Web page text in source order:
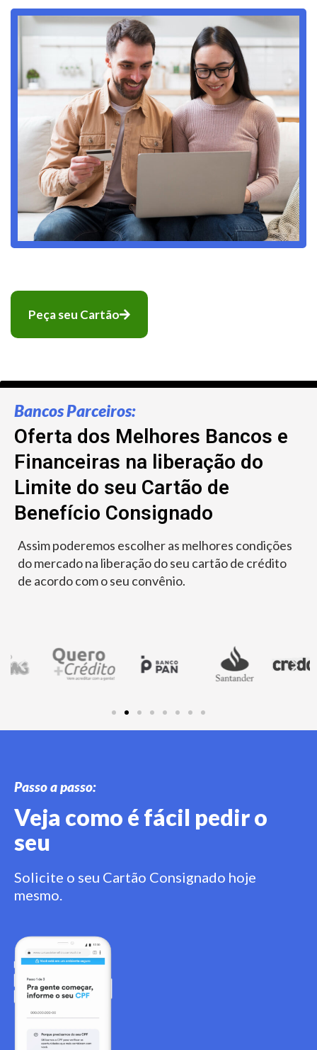
Peça seu Cartão
Bancos Parceiros:
Oferta dos Melhores Bancos e
Financeiras na liberação do
Limite do seu Cartão de
Benefício Consignado
Assim poderemos escolher as melhores condições
do mercado na liberação do seu cartão de crédito
de acordo com o seu convênio.
Passo a passo:
Veja como é fácil pedir o
seu
Solicite o seu Cartão Consignado hoje
mesmo.